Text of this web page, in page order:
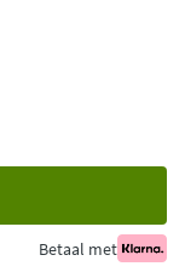
Betaal met